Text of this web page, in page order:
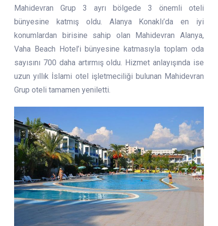
Mahidevran Grup 3 ayrı bölgede 3 önemli oteli
bünyesine katmış oldu. Alanya Konaklı’da en iyi
konumlardan birisine sahip olan Mahidevran Alanya,
Vaha Beach Hotel’i bünyesine katmasıyla toplam oda
sayısını 700 daha artırmış oldu. Hizmet anlayışında ise
uzun yıllık İslami otel işletmeciliği bulunan Mahidevran
Grup oteli tamamen yeniletti.